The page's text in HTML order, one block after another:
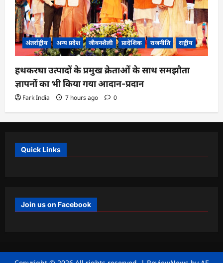
अंतर्राष्ट्रीय अन्य प्रदेश जीवनशैली प्रादेशिक राजनीति राष्ट्रीय
हथकरघा उत्पादों के प्रमुख क्रेताओं के साथ समझौता
ज्ञापनों का भी किया गया आदान-प्रदान
Fark India 7 hours ago 0
Quick Links
Join us on Facebook